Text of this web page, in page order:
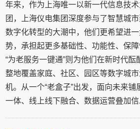
年来，作为上海唯一以新一代信息技
团，上海仪电集团深度参与了智慧城
数字化转型的大潮中，他们更希望进
势，承担起更多基础性、功能性、保
“为老服务一键通”则为他们在新时代
整地覆盖家庭、社区、园区等数字城
机。从一个“老盒子”出发，面向未来
一体、线上线下融合、数据运营叠加信